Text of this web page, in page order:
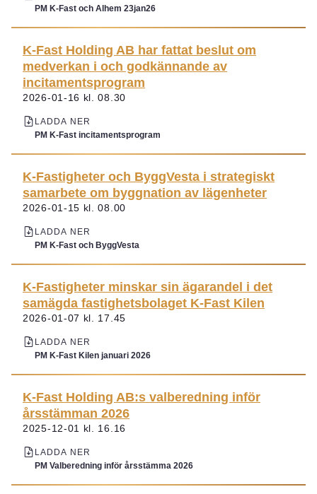
PM K-Fast och Alhem 23jan26
K-Fast Holding AB har fattat beslut om
medverkan i och godkännande av
incitamentsprogram
2026-01-16 kl. 08.30
LADDA NER
PM K-Fast incitamentsprogram
K-Fastigheter och ByggVesta i strategiskt
samarbete om byggnation av lägenheter
2026-01-15 kl. 08.00
LADDA NER
PM K-Fast och ByggVesta
K-Fastigheter minskar sin ägarandel i det
samägda fastighetsbolaget K-Fast Kilen
2026-01-07 kl. 17.45
LADDA NER
PM K-Fast Kilen januari 2026
K-Fast Holding AB:s valberedning inför
årsstämman 2026
2025-12-01 kl. 16.16
LADDA NER
PM Valberedning inför årsstämma 2026